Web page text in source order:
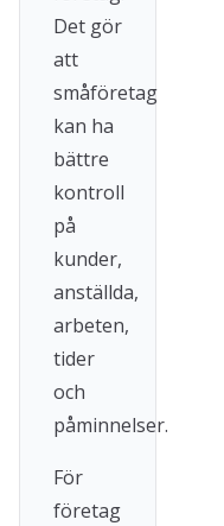
Det gör
att
småföretag
kan ha
bättre
kontroll
på
kunder,
anställda,
arbeten,
tider
och
påminnelser.
För
företag